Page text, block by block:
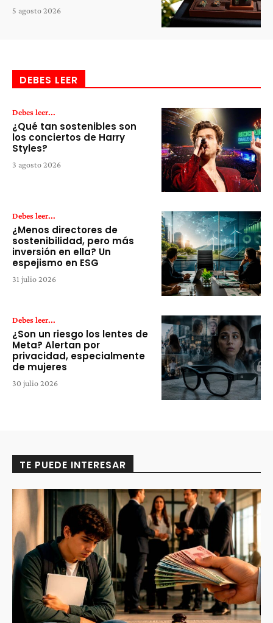
5 agosto 2026
DEBES LEER
Debes leer...
¿Qué tan sostenibles son
los conciertos de Harry
Styles?
3 agosto 2026
Debes leer...
¿Menos directores de
sostenibilidad, pero más
inversión en ella? Un
espejismo en ESG
31 julio 2026
Debes leer...
¿Son un riesgo los lentes de
Meta? Alertan por
privacidad, especialmente
de mujeres
30 julio 2026
TE PUEDE INTERESAR